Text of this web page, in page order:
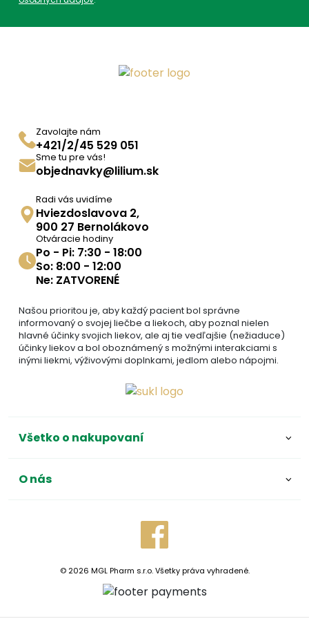
Parametre
ADC Klasifikácia:
Trápi ma: Mám zahmlené oko
Zavolajte nám
+421/2/45 529 051
Sme tu pre vás!
objednavky@lilium.sk
Radi vás uvidíme
Hviezdoslavova 2,
900 27 Bernolákovo
Otváracie hodiny
Po - Pi: 7:30 - 18:00
So: 8:00 - 12:00
Ne: ZATVORENÉ
Našou prioritou je, aby každý pacient bol správne
informovaný o svojej liečbe a liekoch, aby poznal nielen
hlavné účinky svojich liekov, ale aj tie vedľajšie (nežiaduce)
účinky liekov a bol oboznámený s možnými interakciami s
inými liekmi, výživovými doplnkami, jedlom alebo nápojmi.
Všetko o nakupovaní
O nás
© 2026 MGL Pharm s.r.o. Všetky práva vyhradené.